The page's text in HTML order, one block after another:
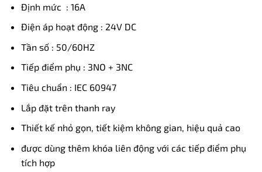
Định mức : 16A
Điện áp hoạt động : 24V DC
Tần số : 50/60HZ
Tiếp điểm phụ : 3NO + 3NC
Tiêu chuẩn : IEC 60947
Lắp đặt trên thanh ray
Thiết kế nhỏ gọn, tiết kiệm không gian, hiệu quả cao
được dùng thêm khóa liên động với các tiếp điểm phụ
tích hợp